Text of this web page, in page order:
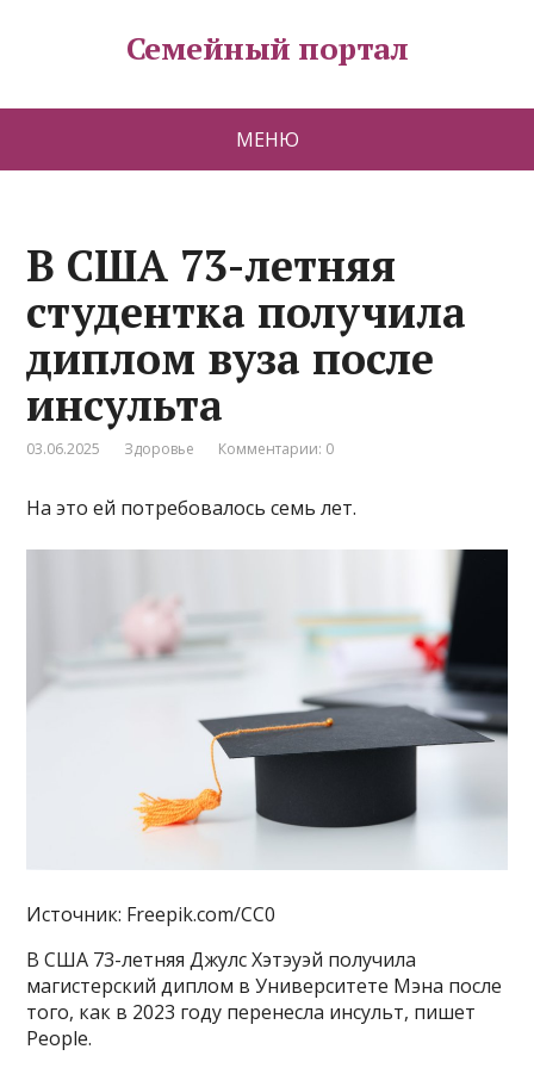
Семейный портал
МЕНЮ
В США 73-летняя
студентка получила
диплом вуза после
инсульта
03.06.2025 Здоровье Комментарии: 0
На это ей потребовалось семь лет.
Источник: Freepik.com/CC0
В США 73-летняя Джулс Хэтэуэй получила
магистерский диплом в Университете Мэна после
того, как в 2023 году перенесла инсульт, пишет
People.